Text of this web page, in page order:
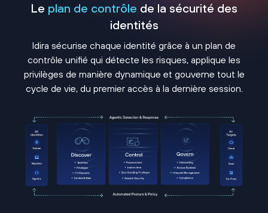
Le plan de contrôle de la sécurité des
identités
Idira sécurise chaque identité grâce à un plan de
contrôle unifié qui détecte les risques, applique les
privilèges de manière dynamique et gouverne tout le
cycle de vie, du premier accès à la dernière session.